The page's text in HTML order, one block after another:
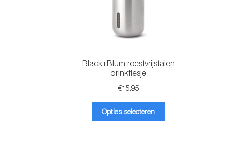
Black+Blum roestvrijstalen
drinkflesje
€15.95
Opties selecteren